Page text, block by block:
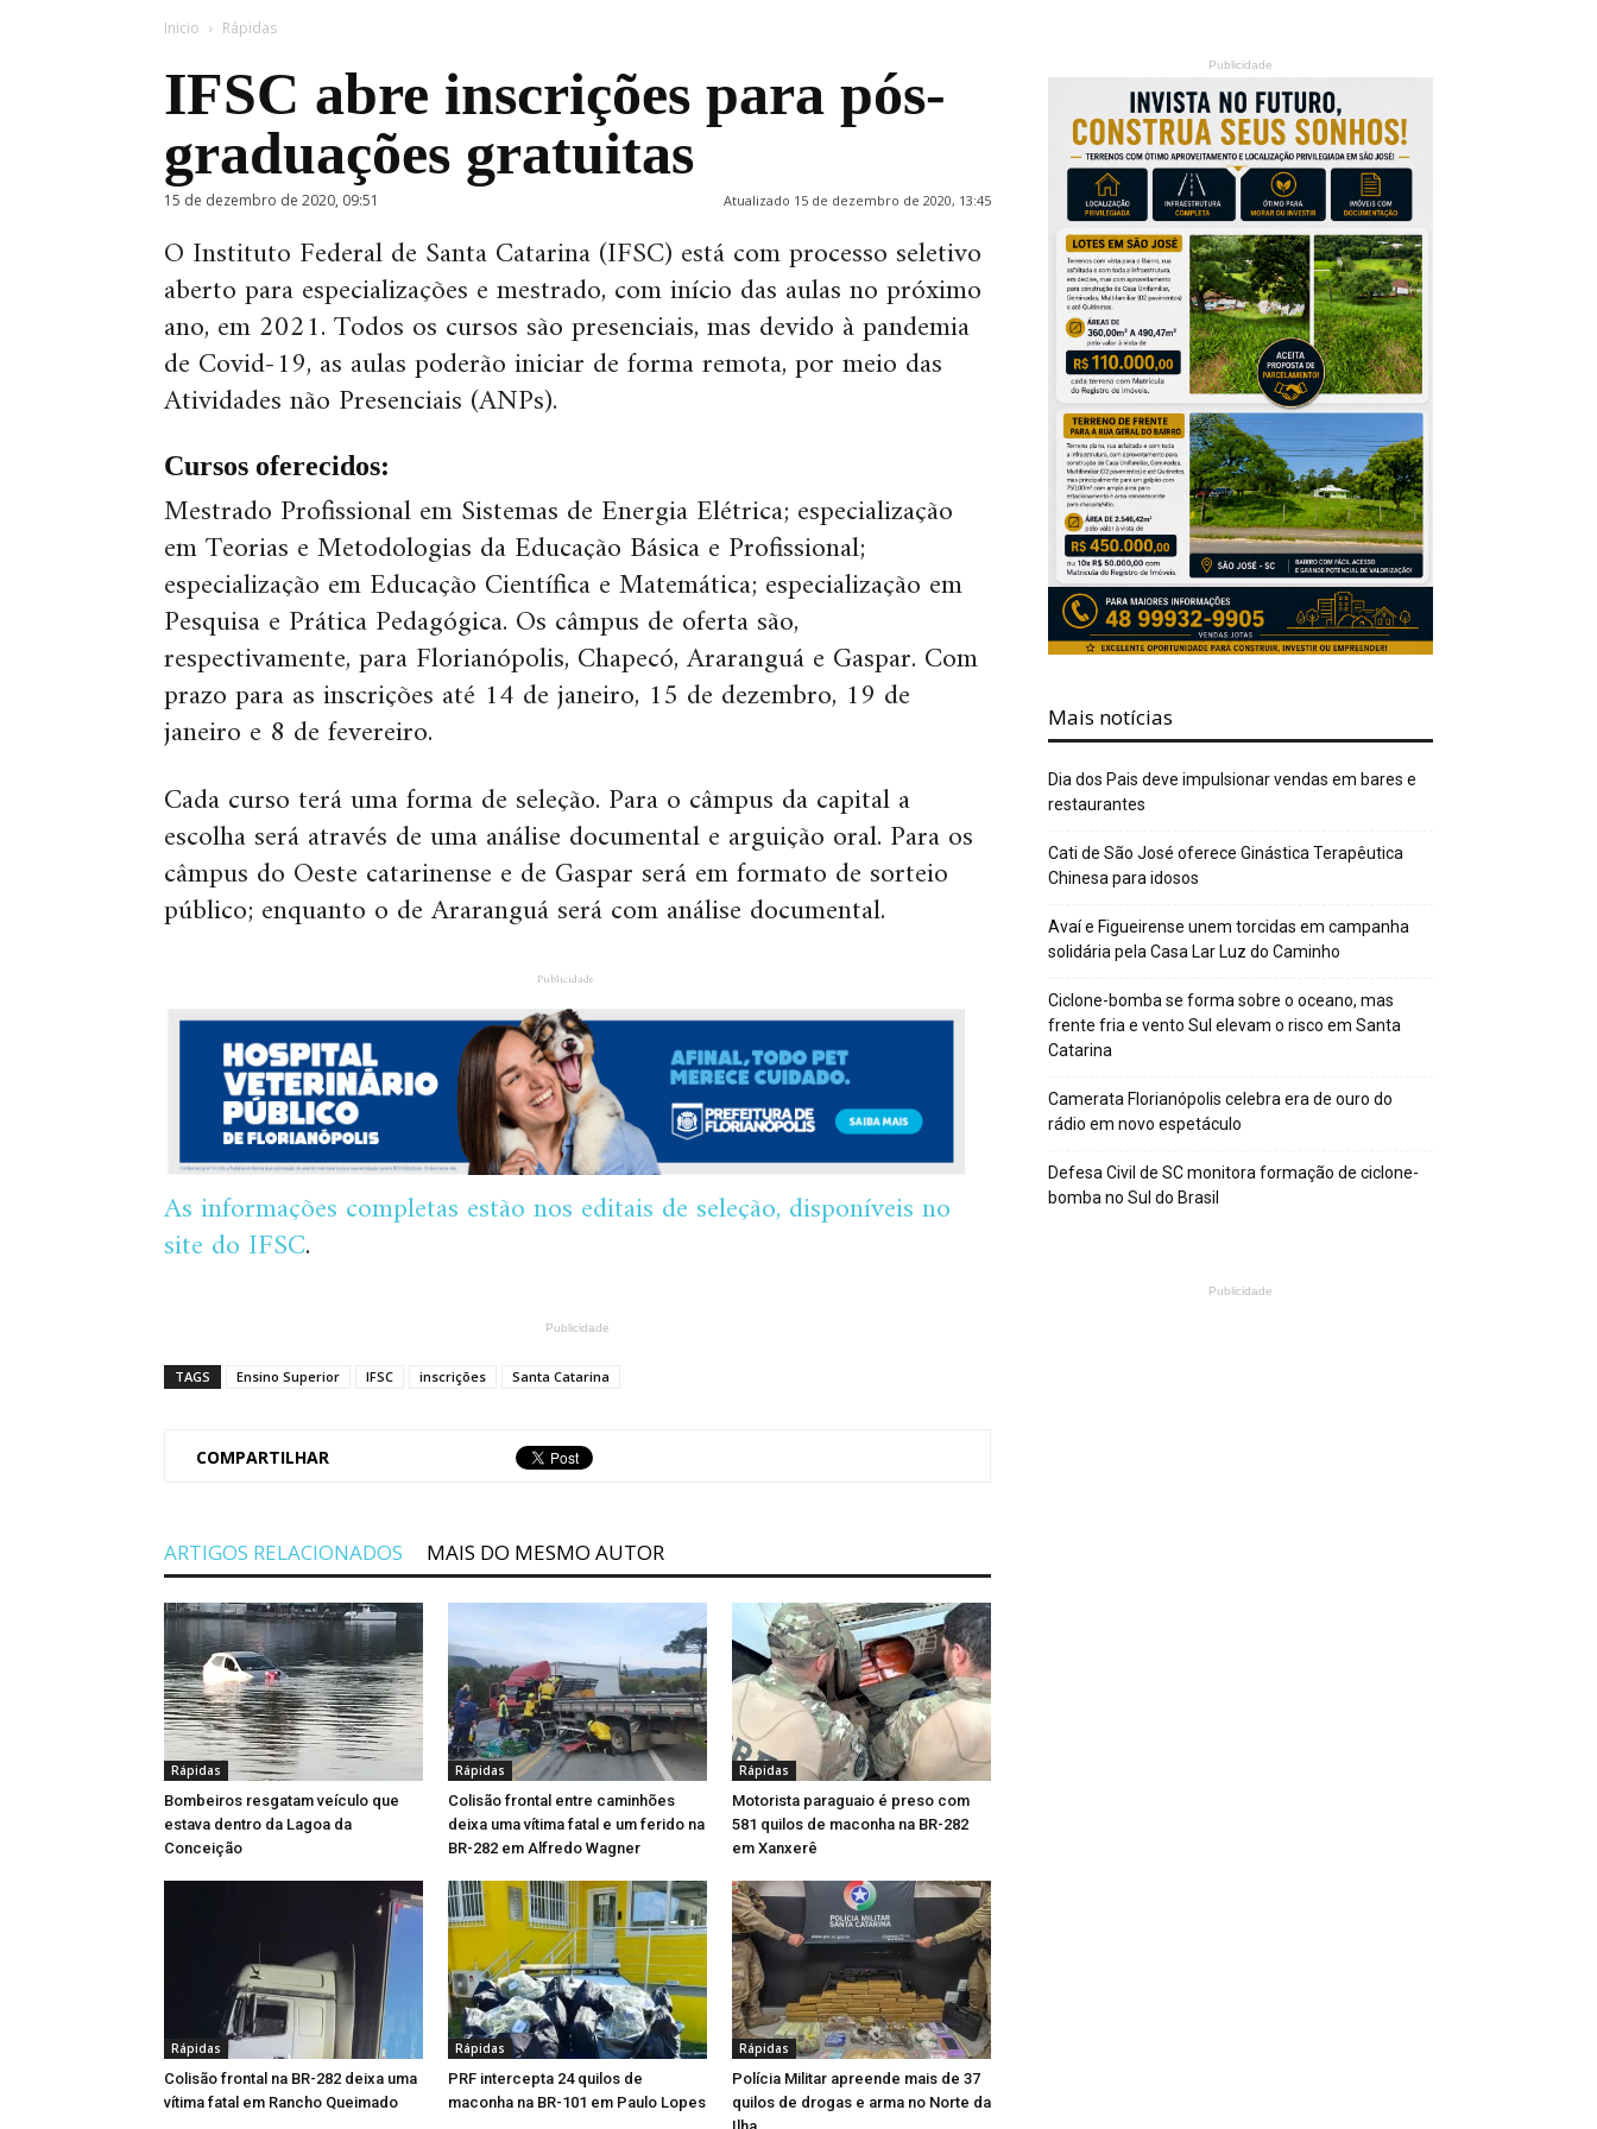
Inicio Rápidas
IFSC abre inscrições para pós-
graduações gratuitas
15 de dezembro de 2020, 09:51 Atualizado 15 de dezembro de 2020, 13:45
O Instituto Federal de Santa Catarina (IFSC) está com processo seletivo
aberto para especializações e mestrado, com início das aulas no próximo
ano, em 2021. Todos os cursos são presenciais, mas devido à pandemia
de Covid-19, as aulas poderão iniciar de forma remota, por meio das
Atividades não Presenciais (ANPs).
Cursos oferecidos:
Mestrado Profissional em Sistemas de Energia Elétrica; especialização
em Teorias e Metodologias da Educação Básica e Profissional;
especialização em Educação Científica e Matemática; especialização em
Pesquisa e Prática Pedagógica. Os câmpus de oferta são,
respectivamente, para Florianópolis, Chapecó, Araranguá e Gaspar. Com
prazo para as inscrições até 14 de janeiro, 15 de dezembro, 19 de
janeiro e 8 de fevereiro.
Cada curso terá uma forma de seleção. Para o câmpus da capital a
escolha será através de uma análise documental e arguição oral. Para os
câmpus do Oeste catarinense e de Gaspar será em formato de sorteio
público; enquanto o de Araranguá será com análise documental.
Publicidade
As informações completas estão nos editais de seleção, disponíveis no
site do IFSC.
Publicidade
TAGS Ensino Superior IFSC inscrições Santa Catarina
COMPARTILHAR
ARTIGOS RELACIONADOS MAIS DO MESMO AUTOR
Rápidas
Bombeiros resgatam veículo que
estava dentro da Lagoa da
Conceição
Rápidas
Colisão frontal entre caminhões
deixa uma vítima fatal e um ferido na
BR-282 em Alfredo Wagner
Rápidas
Motorista paraguaio é preso com
581 quilos de maconha na BR-282
em Xanxerê
Rápidas
Colisão frontal na BR-282 deixa uma
vítima fatal em Rancho Queimado
Rápidas
PRF intercepta 24 quilos de
maconha na BR-101 em Paulo Lopes
Rápidas
Polícia Militar apreende mais de 37
quilos de drogas e arma no Norte da
Publicidade
Mais notícias
Dia dos Pais deve impulsionar vendas em bares e
restaurantes
Cati de São José oferece Ginástica Terapêutica
Chinesa para idosos
Avaí e Figueirense unem torcidas em campanha
solidária pela Casa Lar Luz do Caminho
Ciclone-bomba se forma sobre o oceano, mas
frente fria e vento Sul elevam o risco em Santa
Catarina
Camerata Florianópolis celebra era de ouro do
rádio em novo espetáculo
Defesa Civil de SC monitora formação de ciclone-
bomba no Sul do Brasil
Publicidade